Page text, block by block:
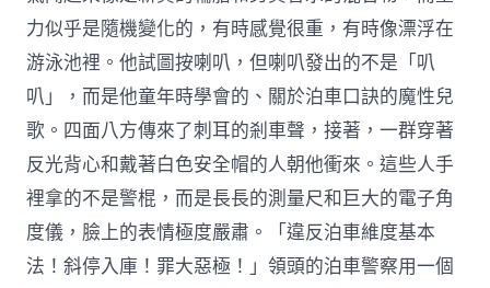
力似乎是隨機變化的，有時感覺很重，有時像漂浮在
游泳池裡。他試圖按喇叭，但喇叭發出的不是「叭
叭」，而是他童年時學會的、關於泊車口訣的魔性兒
歌。四面八方傳來了刺耳的剎車聲，接著，一群穿著
反光背心和戴著白色安全帽的人朝他衝來。這些人手
裡拿的不是警棍，而是長長的測量尺和巨大的電子角
度儀，臉上的表情極度嚴肅。「違反泊車維度基本
法！斜停入庫！罪大惡極！」領頭的泊車警察用一個